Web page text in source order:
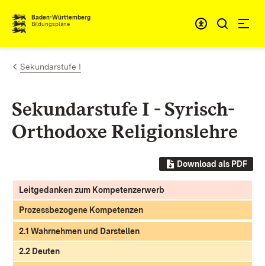
Zum Inhalt springen
Baden-Württemberg
Bildungspläne
Sekundarstufe I
Sekundarstufe I - Syrisch-
Orthodoxe Religionslehre
Download als PDF
Leitgedanken zum Kompetenzerwerb
Prozessbezogene Kompetenzen
2.1 Wahrnehmen und Darstellen
2.2 Deuten